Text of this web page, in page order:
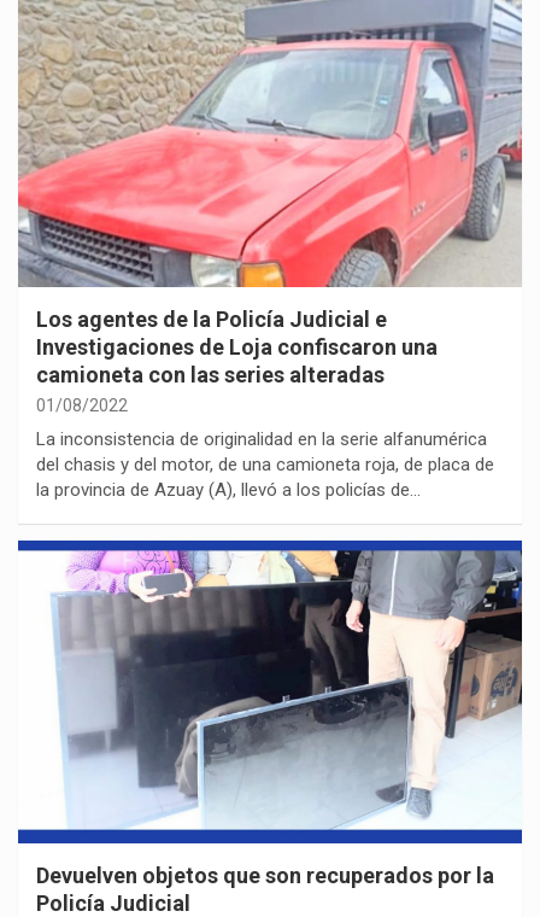
Los agentes de la Policía Judicial e
Investigaciones de Loja confiscaron una
camioneta con las series alteradas
01/08/2022
La inconsistencia de originalidad en la serie alfanumérica
del chasis y del motor, de una camioneta roja, de placa de
la provincia de Azuay (A), llevó a los policías de…
Devuelven objetos que son recuperados por la
Policía Judicial